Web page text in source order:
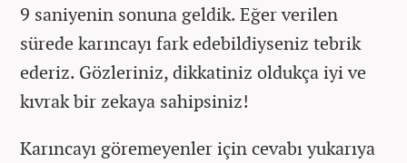
9 saniyenin sonuna geldik. Eğer verilen
sürede karıncayı fark edebildiyseniz tebrik
ederiz. Gözleriniz, dikkatiniz oldukça iyi ve
kıvrak bir zekaya sahipsiniz!
Karıncayı göremeyenler için cevabı yukarıya